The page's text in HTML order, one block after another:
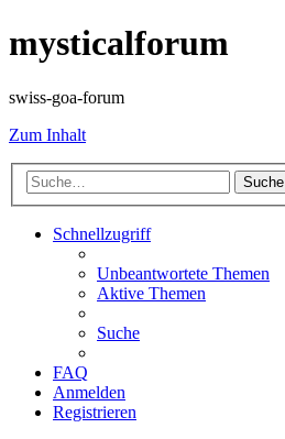
mysticalforum
swiss-goa-forum
Zum Inhalt
Suche
Schnellzugriff
Unbeantwortete Themen
Aktive Themen
Suche
FAQ
Anmelden
Registrieren